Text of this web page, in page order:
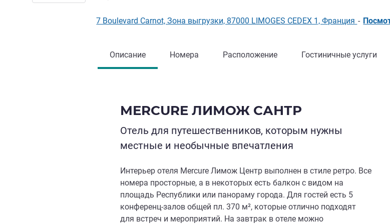
7 Boulevard Carnot, Зона выгрузки, 87000 LIMOGES CEDEX 1, Франция -
Описание Номера Расположение Гостиничные услуги
MERCURE ЛИМОЖ САНТР
Отель для путешественников, которым нужны
местные и необычные впечатления
Интерьер отеля Mercure Лимож Центр выполнен в стиле ретро. Все
номера просторные, а в некоторых есть балкон с видом на
площадь Республики или панораму города. Для гостей есть 5
конференц-залов общей пл. 370 м², которые отлично подходят
для встреч и мероприятий. На завтрак в отеле можно